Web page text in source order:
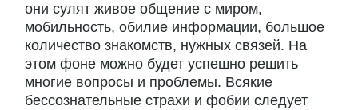
они сулят живое общение с миром,
мобильность, обилие информации, большое
количество знакомств, нужных связей. На
этом фоне можно будет успешно решить
многие вопросы и проблемы. Всякие
бессознательные страхи и фобии следует